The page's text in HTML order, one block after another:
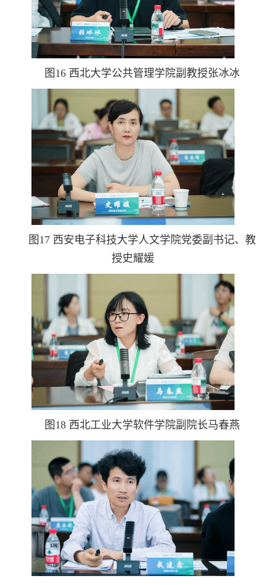
图16 西北大学公共管理学院副教授张冰冰
图17 西安电子科技大学人文学院党委副书记、教
授史耀媛
图18 西北工业大学软件学院副院长马春燕